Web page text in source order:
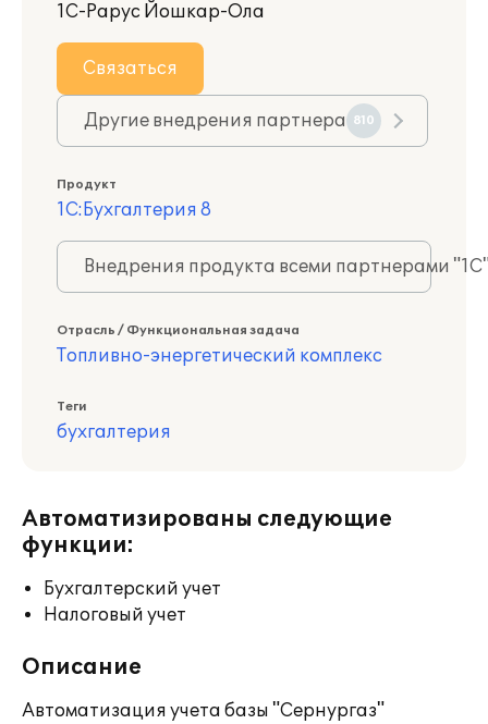
1С-Рарус Йошкар-Ола
Связаться
Другие внедрения партнера 810
Продукт
1С:Бухгалтерия 8
Внедрения продукта всеми партнерами
Отрасль / Функциональная задача
Топливно-энергетический комплекс
Теги
бухгалтерия
Автоматизированы следующие
функции:
Бухгалтерский учет
Налоговый учет
Описание
Автоматизация учета базы "Сернургаз"